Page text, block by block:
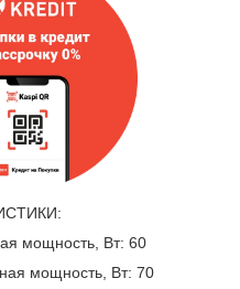
мощность, Вт: 60
мощность, Вт: 70